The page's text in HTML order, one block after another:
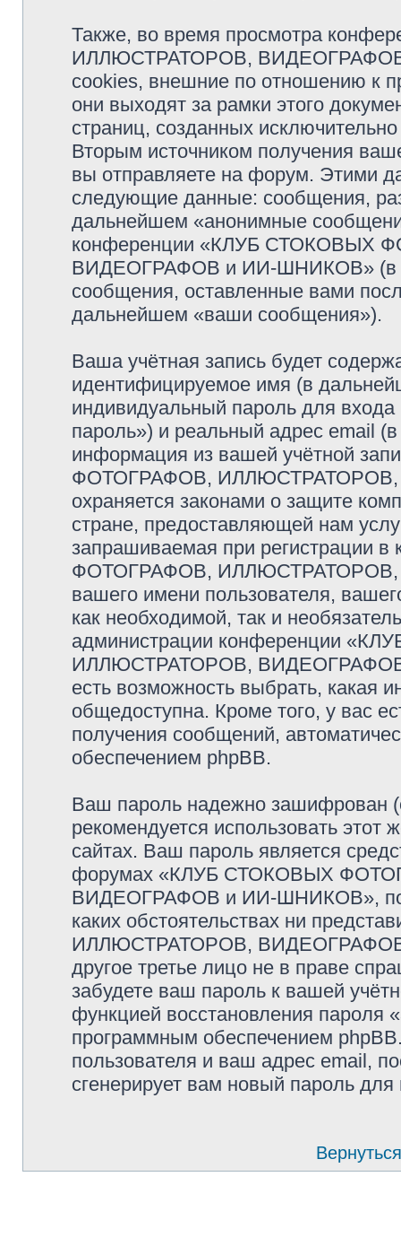
Также, во время просмотра
ИЛЛЮСТРАТОРОВ, ВИДЕОГРАФОВ
cookies, внешние по отношению к
они выходят за рамки этого
страниц, созданных
Вторым источником получения
вы отправляете на форум. Этими
следующие данные: сообщения,
дальнейшем «анонимные
конференции «КЛУБ
ВИДЕОГРАФОВ и ИИ-ШНИКОВ» (в
сообщения, оставленные вами
дальнейшем «ваши сообщения»).
Ваша учётная запись будет
идентифицируемое имя (в
индивидуальный пароль для
пароль») и реальный адрес email
информация из вашей учётной
ФОТОГРАФОВ,
охраняется законами о защите
стране, предоставляющей нам
запрашиваемая при
ФОТОГРАФОВ,
вашего имени пользователя,
как необходимой, так и
администрации конференции
ИЛЛЮСТРАТОРОВ, ВИДЕОГРАФОВ
есть возможность выбрать, какая
общедоступна. Кроме того, у вас
получения сообщений,
обеспечением phpBB.
Ваш пароль надежно зашифрован
рекомендуется использовать этот
сайтах. Ваш пароль является
форумах «КЛУБ СТОКОВЫХ
ВИДЕОГРАФОВ и ИИ-ШНИКОВ»,
каких обстоятельствах ни
ИЛЛЮСТРАТОРОВ, ВИДЕОГРАФОВ
другое третье лицо не в праве
забудете ваш пароль к вашей
функцией восстановления пароля
программным обеспечением
пользователя и ваш адрес email,
сгенерирует вам новый пароль